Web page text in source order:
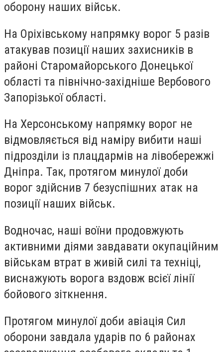
оборону наших військ.
На Оріхівському напрямку ворог 5 разів
атакував позиції наших захисників в
районі Старомайорського Донецької
області та північно-західніше Вербового
Запорізької області.
На Херсонському напрямку ворог не
відмовляється від наміру вибити наші
підрозділи із плацдармів на лівобережжі
Дніпра. Так, протягом минулої доби
ворог здійснив 7 безуспішних атак на
позиції наших військ.
Водночас, наші воїни продовжують
активними діями завдавати окупаційним
військам втрат в живій силі та техніці,
виснажують ворога вздовж всієї лінії
бойового зіткнення.
Протягом минулої доби авіація Сил
оборони завдала ударів по 6 районах